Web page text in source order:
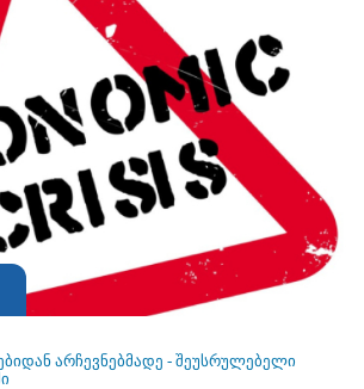
არჩევნებმადე - შეუსრულებელი